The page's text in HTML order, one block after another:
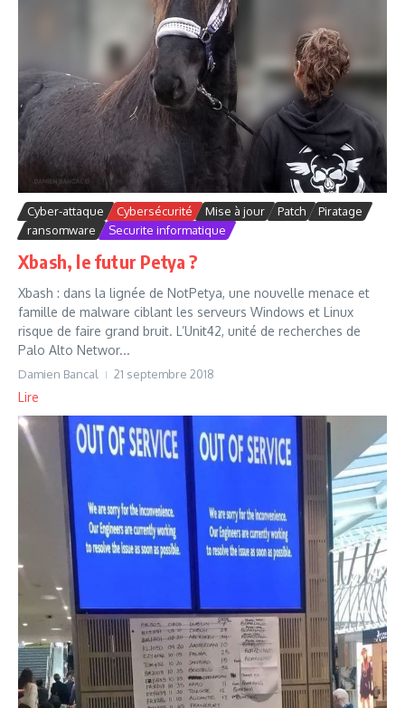
Cyber-attaque Cybersécurité Mise à jour Patch
Piratage
ransomware
Securite informatique
Xbash, le futur Petya ?
Xbash : dans la lignée de NotPetya, une nouvelle menace et
famille de malware ciblant les serveurs Windows et Linux
risque de faire grand bruit. L’Unit42, unité de recherches de
Palo Alto Networ...
Damien Bancal 21 septembre 2018
Lire